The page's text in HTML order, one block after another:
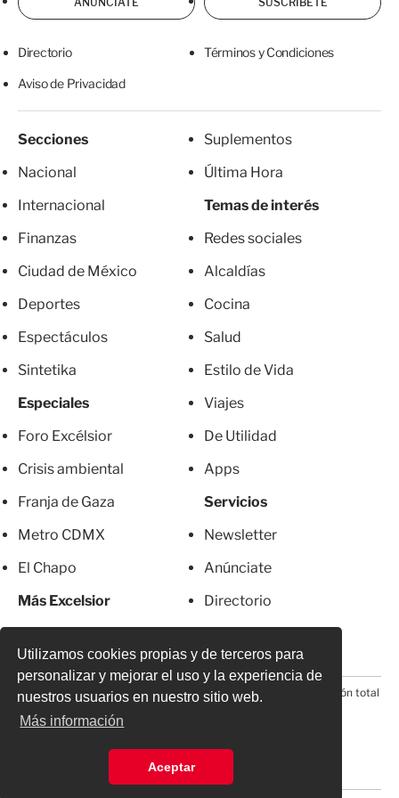
Utilizamos cookies propias y de terceros para
personalizar y mejorar el uso y la experiencia de
nuestros usuarios en nuestro sitio web.
Más información
Aceptar
Directorio Términos y Condiciones
Aviso de Privacidad
Secciones
Nacional
Internacional
Finanzas
Ciudad de México
Deportes
Espectáculos
Sintetika
Especiales
Foro Excélsior
Crisis ambiental
Franja de Gaza
Metro CDMX
El Chapo
Más Excelsior
Suplementos
Última Hora
Temas de interés
Redes sociales
Alcaldías
Cocina
Salud
Estilo de Vida
Viajes
De Utilidad
Apps
Servicios
Newsletter
Anúnciate
Directorio
© 2026 Todos los derechos reservados. Prohibida la reproducción total
o parcial, incluyendo cualquier medio electrónico*